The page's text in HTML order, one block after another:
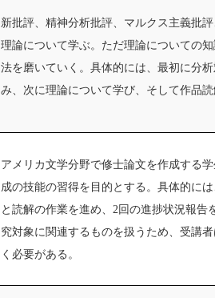
新批評、精神分析批評、マルクス主義批
理論について学ぶ。ただ理論についての
法を磨いていく。具体的には、最初に分
み、次に理論について学び、そして作品
アメリカ文学分野で修士論文を作成する
成の技能の習得を目的とする。具体的に
と読解の作業を進め、2回の進捗状況報
究対象に関連するものを扱うため、受講
く必要がある。